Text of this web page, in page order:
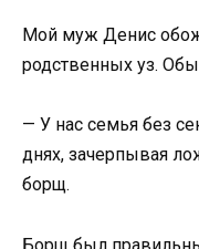
Мой муж Денис
родственных уз.
— У нас семья без
днях, зачерпывая
борщ.
Борщ был